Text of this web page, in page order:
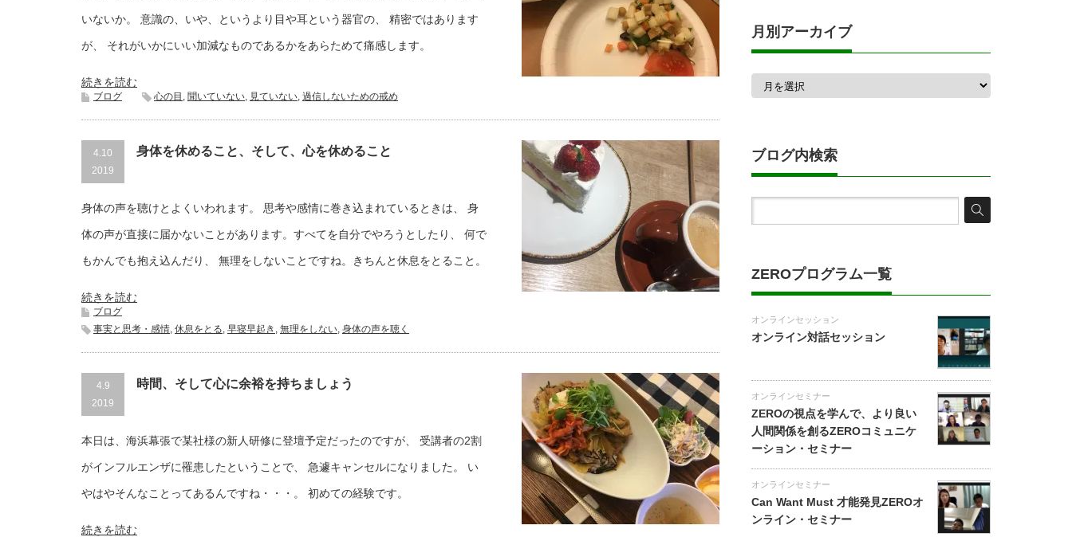
いないか。 意識の、いや、というより目や耳という器官の、 精密ではあります
が、 それがいかにいい加減なものであるかをあらためて痛感します。
続きを読む
ブログ 心の目 , 聞いていない, 見ていない, 過信しないための戒め
4.10
2019
身体を休めること、そして、心を休めること
身体の声を聴けとよくいわれます。 思考や感情に巻き込まれているときは、 身
体の声が直接に届かないことがあります。すべてを自分でやろうとしたり、 何で
もかんでも抱え込んだり、 無理をしないことですね。きちんと休息をとること。
続きを読む
ブログ
事実と思考・感情, 休息をとる, 早寝早起き , 無理をしない, 身体の声を聴く
4.9
2019
時間、そして心に余裕を持ちましょう
本日は、海浜幕張で某社様の新人研修に登壇予定だったのですが、 受講者の2割
がインフルエンザに罹患したということで、 急遽キャンセルになりました。 い
やはやそんなことってあるんですね・・・。 初めての経験です。
続きを読む
月別アーカイブ
月
ブ
ブログ内検索
ZEROプログラム一覧
オンラインセッション
オンライン対話セッション
オンラインセミナー
ZEROの視点を学んで、より良い
人間関係を創るZEROコミュニケ
ーション・セミナー
オンラインセミナー
Can Want Must 才能発見ZEROオ
ンライン・セミナー